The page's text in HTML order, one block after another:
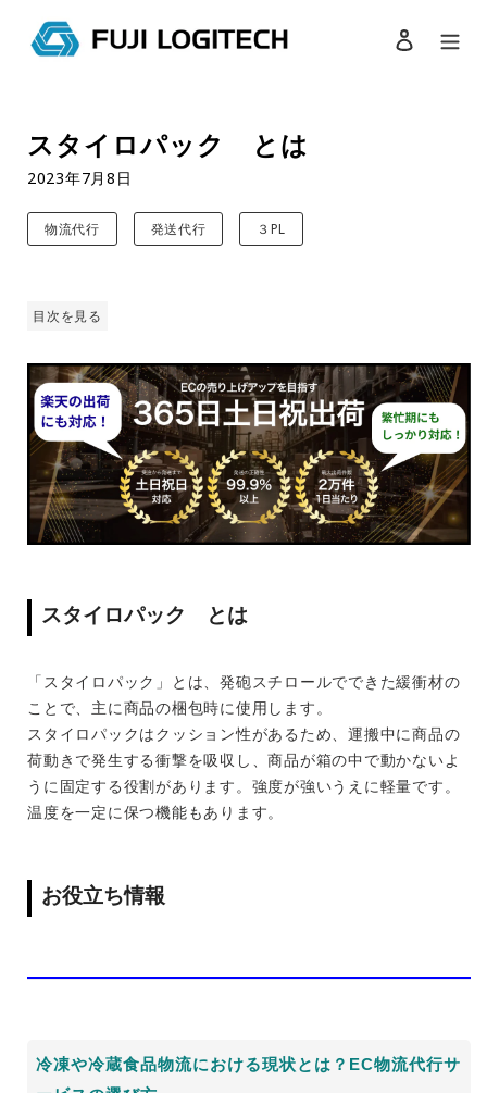
検索
ログイン
スタイロパック とは
2023年7月8日
物流代行 発送代行 ３PL
目次を見る
スタイロパック とは
「スタイロパック」とは、発砲スチロールでできた緩衝材の
ことで、主に商品の梱包時に使用します。
スタイロパックはクッション性があるため、運搬中に商品の
荷動きで発生する衝撃を吸収し、商品が箱の中で動かないよ
うに固定する役割があります。強度が強いうえに軽量です。
温度を一定に保つ機能もあります。
お役立ち情報
冷凍や冷蔵食品物流における現状とは？EC物流代行サ